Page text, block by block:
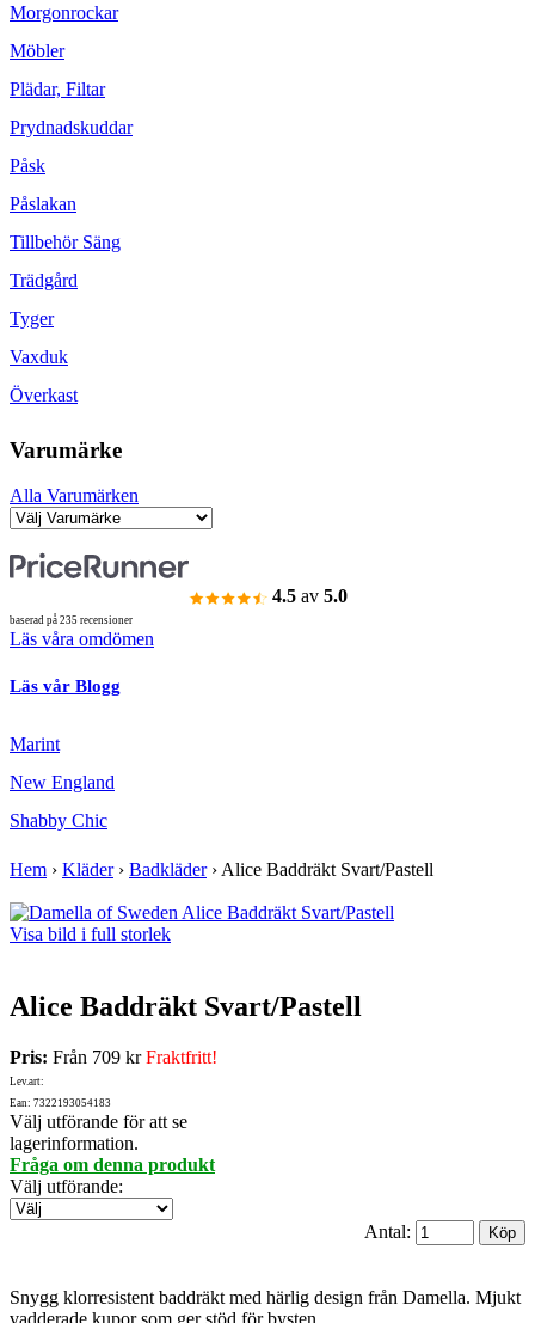
Morgonrockar
Möbler
Plädar, Filtar
Prydnadskuddar
Påsk
Påslakan
Tillbehör Säng
Trädgård
Tyger
Vaxduk
Överkast
Varumärke
Alla Varumärken
4.5 av 5.0
baserad på 235 recensioner
Läs våra omdömen
Läs vår Blogg
Marint
New England
Shabby Chic
Hem › Kläder› Badkläder›Alice Baddräkt Svart/Pastell
Visa bild i full storlek
Alice Baddräkt Svart/Pastell
Pris: Från 709 krFraktfritt!
Lev.art:
Ean: 7322193054183
Välj utförande för att se
lagerinformation.
Fråga om denna produkt
Välj utförande:
Antal:
Snygg klorresistent baddräkt med härlig design från Damella. Mjukt